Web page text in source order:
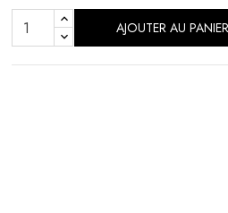
AJOUTER AU PANIER